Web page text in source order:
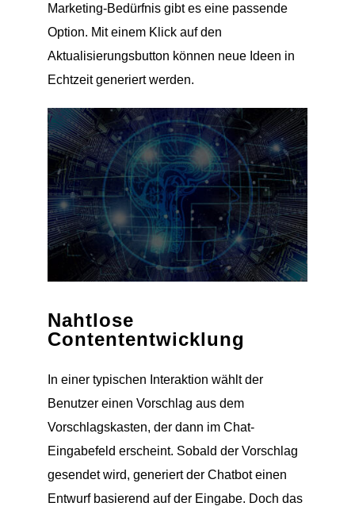
Marketing-Bedürfnis gibt es eine passende
Option. Mit einem Klick auf den
Aktualisierungsbutton können neue Ideen in
Echtzeit generiert werden.
Nahtlose
Contententwicklung
In einer typischen Interaktion wählt der
Benutzer einen Vorschlag aus dem
Vorschlagskasten, der dann im Chat-
Eingabefeld erscheint. Sobald der Vorschlag
gesendet wird, generiert der Chatbot einen
Entwurf basierend auf der Eingabe. Doch das